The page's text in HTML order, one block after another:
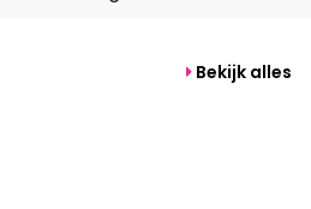
Bekijk alles